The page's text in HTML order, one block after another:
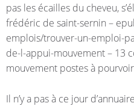
pas les écailles du cheveu,
frédéric de saint-sernin –
emplois/trouver-un-emploi-
de-l-appui-mouvement – 13
mouvement postes à
Il n’y a pas à ce jour